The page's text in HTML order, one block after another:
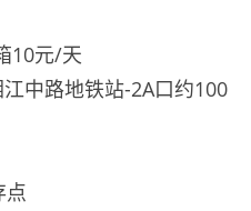
10元/天
中路地铁站-2A口约100
点